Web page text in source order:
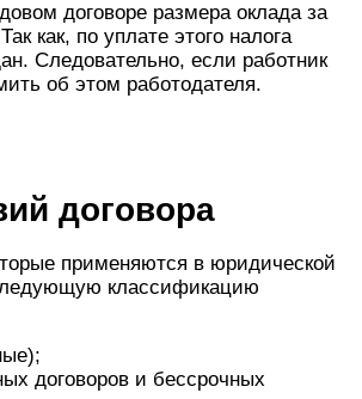
договоре размера оклада за
как, по уплате этого налога
Следовательно, если работник
об этом работодателя.
договора
применяются в юридической
классификацию
договоров и бессрочных